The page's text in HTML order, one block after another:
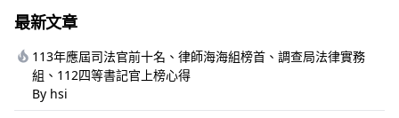
最新文章
113年應屆司法官前十名、律師海海組榜首、調查局法律實務
組、112四等書記官上榜心得
By hsi